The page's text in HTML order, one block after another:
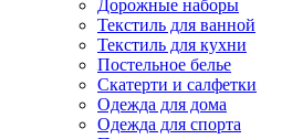
Дорожные наборы
Текстиль для ванной
Текстиль для кухни
Постельное белье
Скатерти и салфетки
Одежда для дома
Одежда для спорта